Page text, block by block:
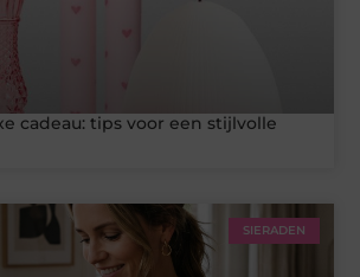
cadeau: tips voor een stijlvolle
SIERADEN